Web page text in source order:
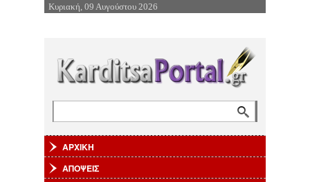
Επιστροφή στην Πλοήγηση
Κυριακή, 09 Αυγούστου 2026
ΑΡΧΙΚΗ
ΑΠΟΨΕΙΣ